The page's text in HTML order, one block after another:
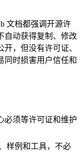
文档都强调开源许
自动获得复制、修改
，但没有许可证、
同时损害用户信任和
必须等许可证和维护
样例和工具，不必